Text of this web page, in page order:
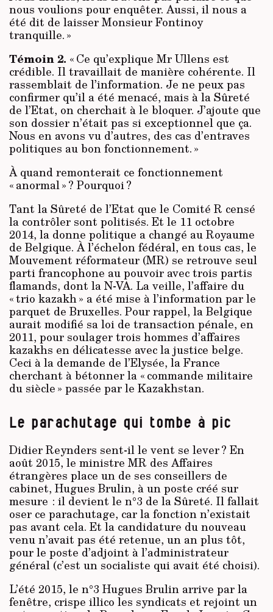
nous voulions pour enquêter. Aussi, il nous a
été dit de laisser Monsieur Fontinoy
tranquille. »
Témoin 2. « Ce qu’explique Mr Ullens est
crédible. Il travaillait de manière cohérente. Il
rassemblait de l’information. Je ne peux pas
confirmer qu’il a été menacé, mais à la Sûreté
de l’Etat, on cherchait à le bloquer. J’ajoute que
son dossier n’était pas si exceptionnel que ça.
Nous en avons vu d’autres, des cas d’entraves
politiques au bon fonctionnement. »
À quand remonterait ce fonctionnement
« anormal » ? Pourquoi ?
Tant la Sûreté de l’Etat que le Comité R censé
la contrôler sont politisés. Et le 11 octobre
2014, la donne politique a changé au Royaume
de Belgique. À l’échelon fédéral, en tous cas, le
Mouvement réformateur (MR) se retrouve seul
parti francophone au pouvoir avec trois partis
flamands, dont la N-VA. La veille, l’affaire du
« trio kazakh » a été mise à l’information par le
parquet de Bruxelles. Pour rappel, la Belgique
aurait modifié sa loi de transaction pénale, en
2011, pour soulager trois hommes d’affaires
kazakhs en délicatesse avec la justice belge.
Ceci à la demande de l’Elysée, la France
cherchant à bétonner la « commande militaire
du siècle » passée par le Kazakhstan.
Le parachutage qui tombe à pic
Didier Reynders sent-il le vent se lever ? En
août 2015, le ministre MR des Affaires
étrangères place un de ses conseillers de
cabinet, Hugues Brulin, à un poste créé sur
mesure : il devient le n°3 de la Sûreté. Il fallait
oser ce parachutage, car la fonction n’existait
pas avant cela. Et la candidature du nouveau
venu n’avait pas été retenue, un an plus tôt,
pour le poste d’adjoint à l’administrateur
général (c’est un socialiste qui avait été choisi).
L’été 2015, le n°3 Hugues Brulin arrive par la
fenêtre, crispe illico les syndicats et rejoint un